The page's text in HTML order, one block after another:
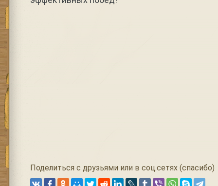
Поделиться с друзьями или в соц.сетях (спасибо)